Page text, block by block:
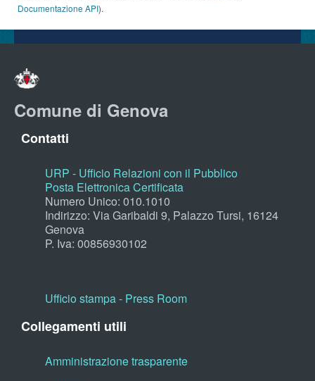
Documentazione API).
Comune di Genova
Contatti
URP - Ufficio Relazioni con il Pubblico
Posta Elettronica Certificata
Numero Unico: 010.1010
Indirizzo: Via Garibaldi 9, Palazzo Tursi, 16124
Genova
P. Iva: 00856930102
Ufficio stampa - Press Room
Collegamenti utili
Amministrazione trasparente